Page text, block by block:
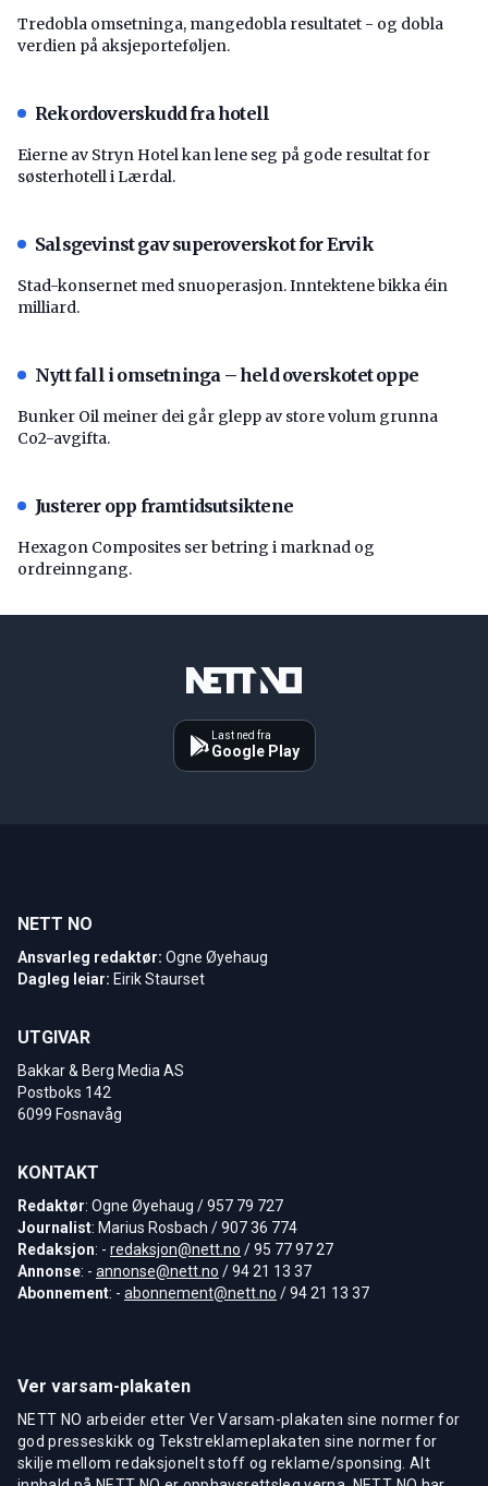
Tredobla omsetninga, mangedobla resultatet - og dobla
verdien på aksjeporteføljen.
Rekordoverskudd fra hotell
Eierne av Stryn Hotel kan lene seg på gode resultat for
søsterhotell i Lærdal.
Salsgevinst gav superoverskot for Ervik
Stad-konsernet med snuoperasjon. Inntektene bikka éin
milliard.
Nytt fall i omsetninga – held overskotet oppe
Bunker Oil meiner dei går glepp av store volum grunna
Co2-avgifta.
Justerer opp framtidsutsiktene
Hexagon Composites ser betring i marknad og
ordreinngang.
Last ned fra
Google Play
NETT NO
Ansvarleg redaktør: Ogne Øyehaug
Dagleg leiar: Eirik Staurset
UTGIVAR
Bakkar & Berg Media AS
Postboks 142
6099 Fosnavåg
KONTAKT
Redaktør: Ogne Øyehaug / 957 79 727
Journalist: Marius Rosbach / 907 36 774
Redaksjon: - redaksjon@nett.no / 95 77 97 27
Annonse: - annonse@nett.no / 94 21 13 37
Abonnement: - abonnement@nett.no / 94 21 13 37
Ver varsam-plakaten
NETT NO arbeider etter Ver Varsam-plakaten sine normer for
god presseskikk og Tekstreklameplakaten sine normer for
skilje mellom redaksjonelt stoff og reklame/sponsing. Alt